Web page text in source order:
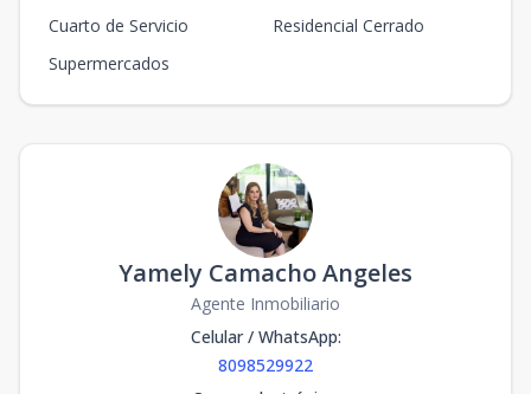
Cuarto de Servicio
Residencial Cerrado
Supermercados
Yamely Camacho Angeles
Agente Inmobiliario
Celular / WhatsApp:
8098529922